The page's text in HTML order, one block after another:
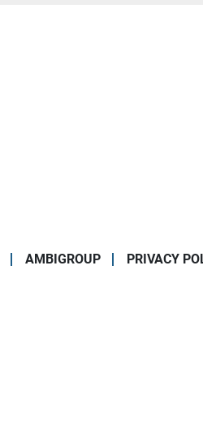
AMBIGROUP PRIVACY